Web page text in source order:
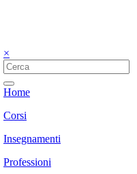
×
Home
Corsi
Insegnamenti
Professioni